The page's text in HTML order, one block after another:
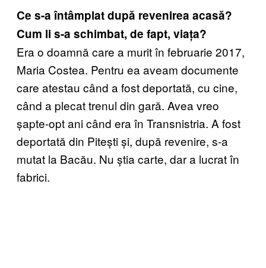
Ce s-a întâmplat după revenirea acasă?
Cum li s-a schimbat, de fapt, viața?
Era o doamnă care a murit în februarie 2017,
Maria Costea. Pentru ea aveam documente
care atestau când a fost deportată, cu cine,
când a plecat trenul din gară. Avea vreo
șapte-opt ani când era în Transnistria. A fost
deportată din Pitești și, după revenire, s-a
mutat la Bacău. Nu știa carte, dar a lucrat în
fabrici.